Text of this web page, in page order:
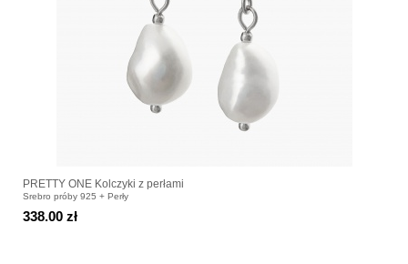
PRETTY ONE Kolczyki z perłami
Srebro próby 925 + Perły
338.00 zł